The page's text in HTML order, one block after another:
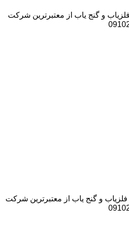
و گنج یاب از معتبرترین شرکت
و گنج یاب از معتبرترین شرکت